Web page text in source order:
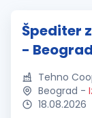
Špediter
- Beograd
Tehno
Beograd -
18.08.2026